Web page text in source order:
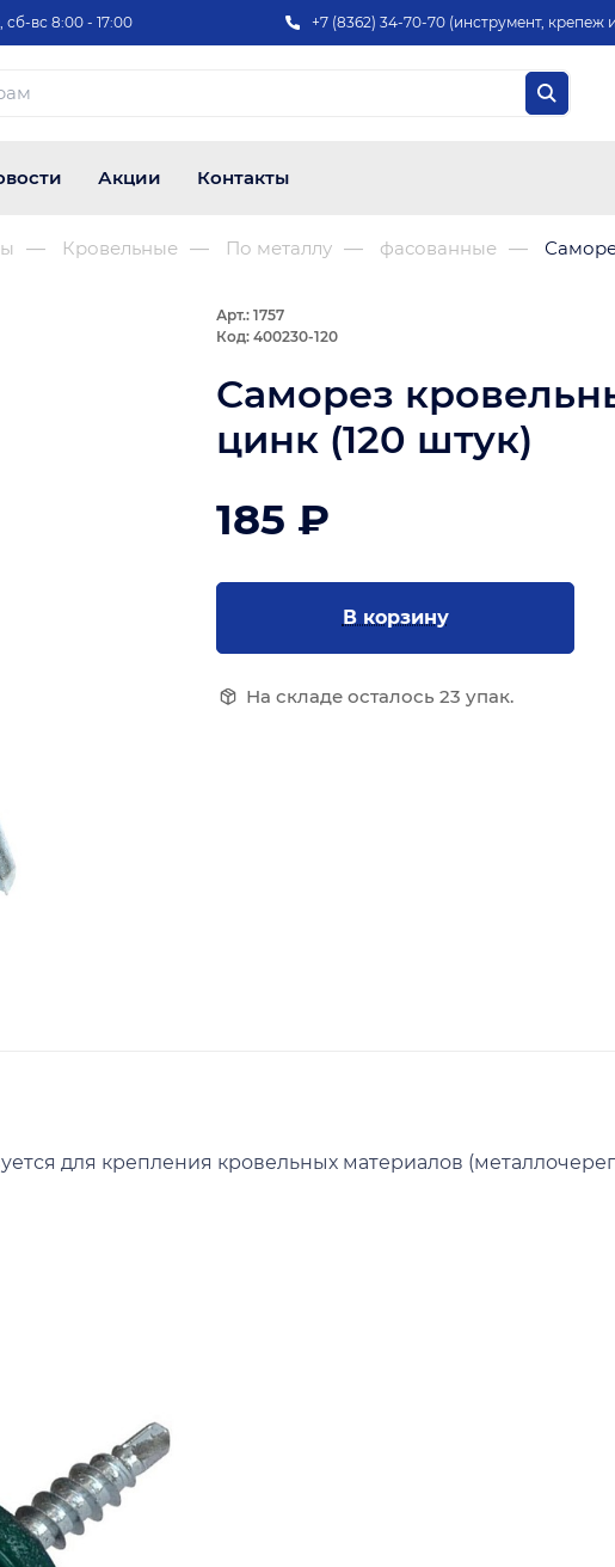
сб-вс 8:00 - 17:00 +7 (8362) 34-70-70 (инструмент, крепеж
Акции Контакты
Кровельные По металлу фасованные
Арт.: 1757
Код: 400230-120
Саморез
цинк (120 штук)
185 ₽
В корзину
На складе осталось 23 упак.
для крепления кровельных материалов